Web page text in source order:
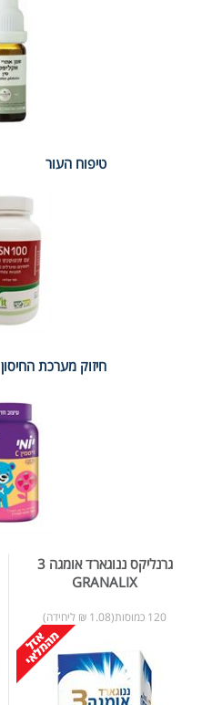
טיפוח העור
חיזוק מערכת החיסון
גרנליקס ננוגארד אומגה 3
GRANALIX
120 כמוסות(1.08 ₪ ליחידה)